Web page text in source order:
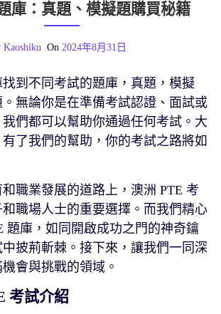
庫：真題、模擬題購買秘籍
Kaoshiku On 2024年8月31日
到不同考試的題庫，真題，模擬
無論你是在準備考試認證、面試或
們都可以幫助你通過任何考試。大
了我們的幫助，你的考試之路將如
職業發展的道路上，澳洲 PTE 考
職場人士的重要選擇。而我們精心
題庫，如同開啟成功之門的神奇鑰
披荊斬棘。接下來，讓我們一同深
會與挑戰的領域。
考試介紹